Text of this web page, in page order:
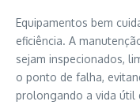
Equipamentos bem
eficiência. A
sejam inspecionados,
o ponto de falha,
prolongando a vida útil